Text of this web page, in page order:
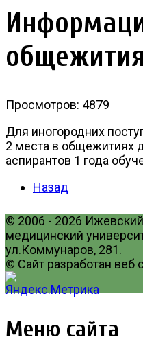
общежития
Просмотров: 4879
Для иногородних
2 места в общежитиях
аспирантов 1 года
Назад
© 2006 - 2026
медицинский
ул.Коммунаров, 281.
© Сайт разработан веб
Меню сайта